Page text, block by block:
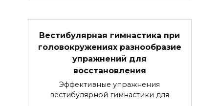
Вестибулярная гимнастика при
головокружениях разнообразие
упражнений для
восстановления
Эффективные упражнения
вестибулярной гимнастики для